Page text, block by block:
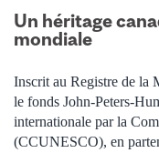
Un héritage
mondiale
Inscrit au Registre de la
le fonds John-Peters-
internationale par la
(CCUNESCO), en